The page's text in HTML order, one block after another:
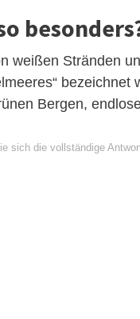
weißen Stränden
Bergen,
sich die vollständige